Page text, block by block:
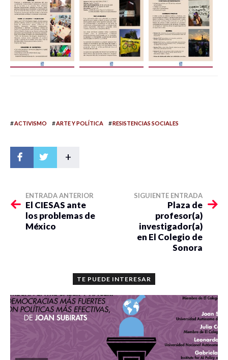
#ACTIVISMO #ARTE Y POLÍTICA #RESISTENCIAS SOCIALES
+
ENTRADA ANTERIOR
El CIESAS ante
los problemas de
México
SIGUIENTE ENTRADA
Plaza de
profesor(a)
investigador(a)
en El Colegio de
Sonora
TE PUEDE INTERESAR